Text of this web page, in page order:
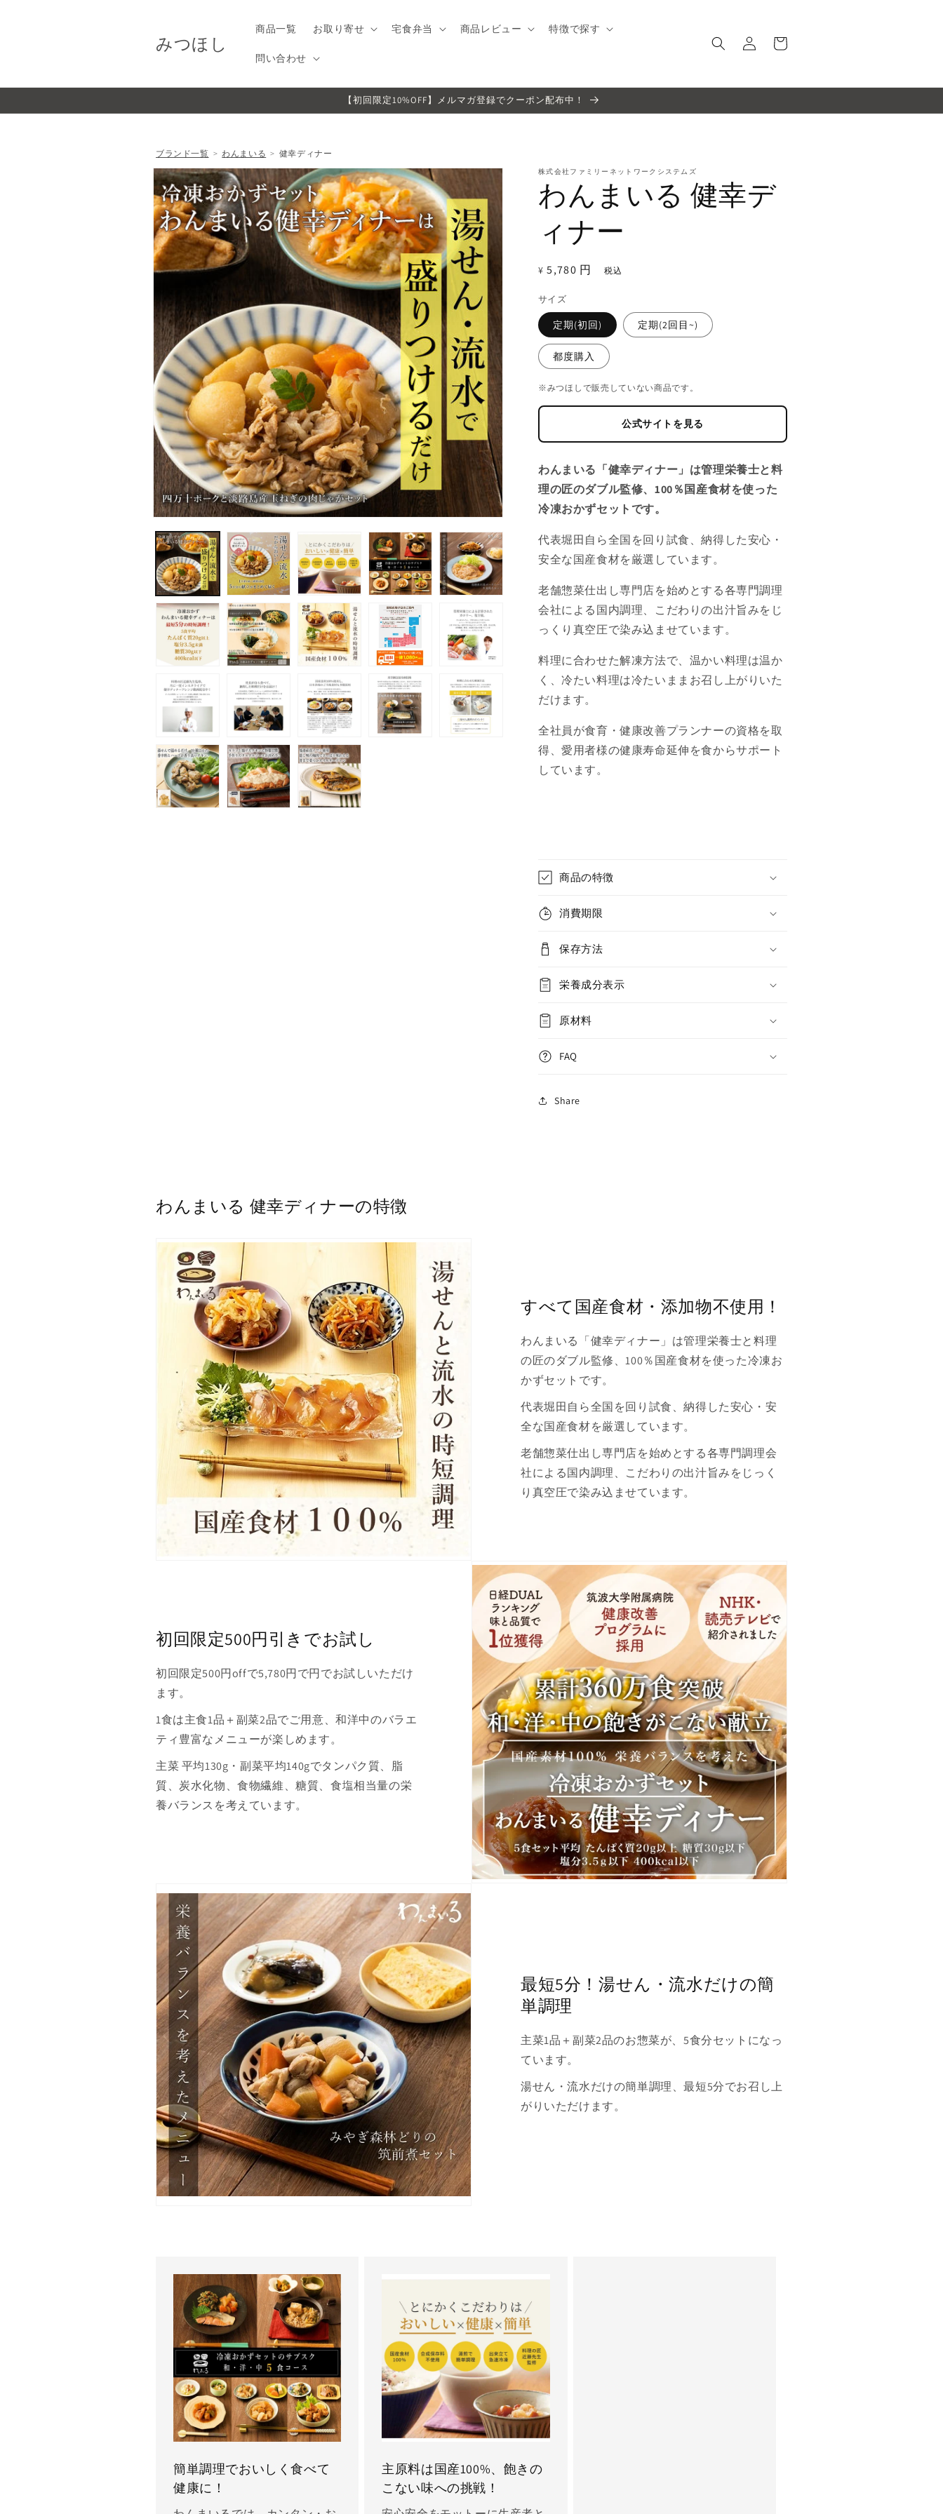
みつほし
商品一覧 お取り寄せ 宅食弁当 商品レビュー 特徴で探す
問い合わせ
グ
イ
ー
【初回限定10%OFF】メルマガ登録でクーポン配布中！
ブランド一覧 わんまいる 健幸ディナー
商品情
報にス
キップ
ー
ダ
ル
で
メ
デ
ィ
開
株式会社ファミリーネットワークシステムズ
わんまいる 健幸デ
ィナー
通
価
格
¥5,780 円 税込
サイズ
定期(初回) 定期(2回目~)
都度購入
※みつほしで販売していない商品です。
公式サイトを見る
わんまいる「健幸ディナー」は管理栄養士と料
理の匠のダブル監修、100％国産食材を使った
冷凍おかずセットです。
代表堀田自ら全国を回り試食、納得した安心・
安全な国産食材を厳選しています。
老舗惣菜仕出し専門店を始めとする各専門調理
会社による国内調理、こだわりの出汁旨みをじ
っくり真空圧で染み込ませています。
料理に合わせた解凍方法で、温かい料理は温か
く、冷たい料理は冷たいままお召し上がりいた
だけます。
全社員が食育・健康改善プランナーの資格を取
得、愛用者様の健康寿命延伸を食からサポート
しています。
商品の特徴
消費期限
保存方法
栄養成分表示
原材料
FAQ
Share
わんまいる 健幸ディナーの特徴
すべて国産食材・添加物不使用！
わんまいる「健幸ディナー」は管理栄養士と料理
の匠のダブル監修、100％国産食材を使った冷凍お
かずセットです。
代表堀田自ら全国を回り試食、納得した安心・安
全な国産食材を厳選しています。
老舗惣菜仕出し専門店を始めとする各専門調理会
社による国内調理、こだわりの出汁旨みをじっく
り真空圧で染み込ませています。
初回限定500円引きでお試し
初回限定500円offで5,780円で円でお試しいただけ
ます。
1食は主食1品＋副菜2品でご用意、和洋中のバラエ
ティ豊富なメニューが楽しめます。
主菜 平均130g・副菜平均140gでタンパク質、脂
質、炭水化物、食物繊維、糖質、食塩相当量の栄
養バランスを考えています。
最短5分！湯せん・流水だけの簡
単調理
主菜1品＋副菜2品のお惣菜が、5食分セットになっ
ています。
湯せん・流水だけの簡単調理、最短5分でお召し上
がりいただけます。
簡単調理でおいしく食べて
健康に！
主原料は国産100%、飽きの
こない味への挑戦！